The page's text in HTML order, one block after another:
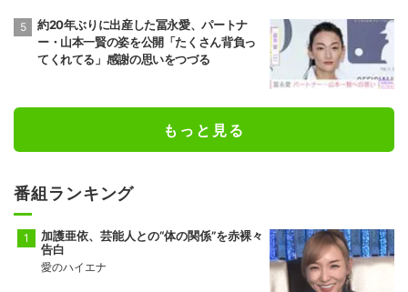
約20年ぶりに出産した冨永愛、パートナ
ー・山本一賢の姿を公開「たくさん背負っ
てくれてる」感謝の思いをつづる
もっと見る
番組ランキング
加護亜依、芸能人との“体の関係”を赤裸々
告白
愛のハイエナ